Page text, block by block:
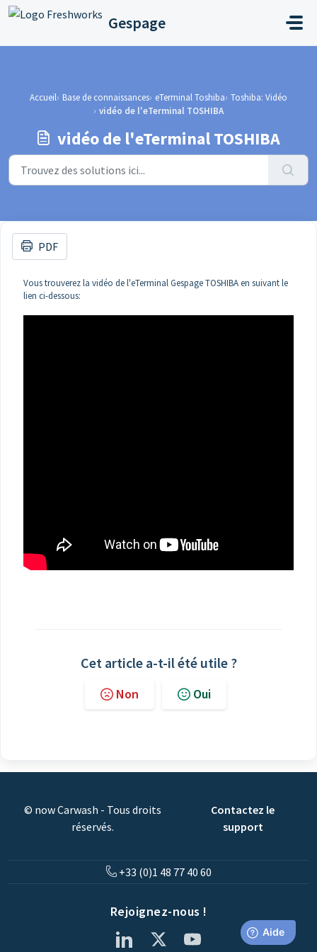
Passer au contenu principal
Gespage
Accueil Base de connaissances eTerminal Toshiba Toshiba: Vidéo
vidéo de l'eTerminal TOSHIBA
vidéo de l'eTerminal TOSHIBA
PDF
Vous trouverez la vidéo de l'eTerminal Gespage TOSHIBA en suivant le
lien ci-dessous:
Cet article a-t-il été utile ?
Non Oui
© now Carwash - Tous droits
réservés.
Contactez le
support
+33 (0)1 48 77 40 60
Rejoignez-nous !